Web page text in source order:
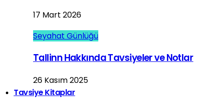
17 Mart 2026
Seyahat Günlüğü
Tallinn Hakkında Tavsiyeler ve Notlar
26 Kasım 2025
Tavsiye Kitaplar